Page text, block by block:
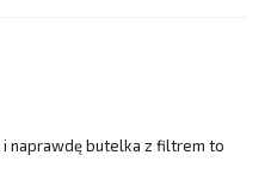
naprawdę butelka z filtrem to